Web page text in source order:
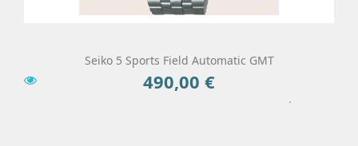
Seiko 5 Sports Field Automatic GMT
Precio
490,00 €